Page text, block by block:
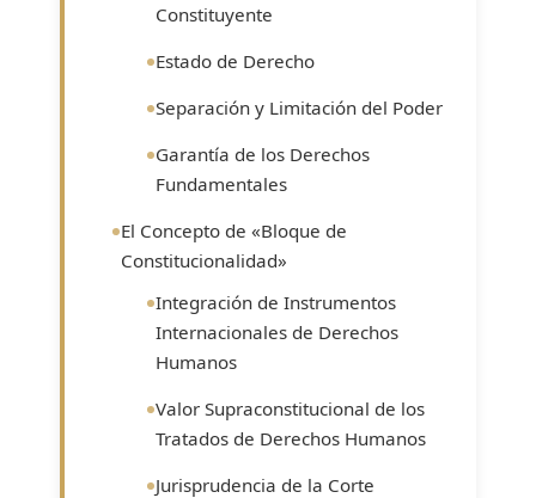
Constituyente
Estado de Derecho
Separación y Limitación del Poder
Garantía de los Derechos
Fundamentales
El Concepto de «Bloque de
Constitucionalidad»
Integración de Instrumentos
Internacionales de Derechos
Humanos
Valor Supraconstitucional de los
Tratados de Derechos Humanos
Jurisprudencia de la Corte